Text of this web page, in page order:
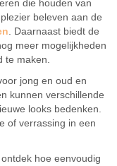
die houden van
beleven aan de
. Daarnaast biedt de
meer mogelijkheden
te maken.
jong en oud en
kunnen verschillende
looks bedenken.
of verrassing in een
hoe eenvoudig